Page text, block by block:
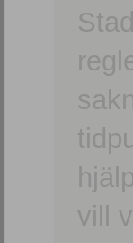
vill